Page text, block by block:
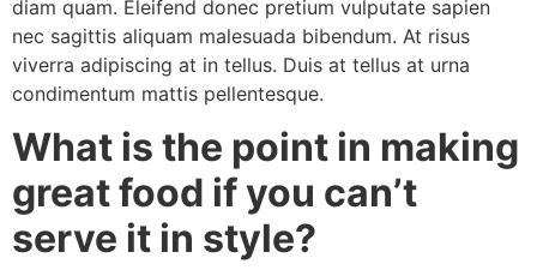
diam quam. Eleifend donec pretium vulputate sapien
nec sagittis aliquam malesuada bibendum. At risus
viverra adipiscing at in tellus. Duis at tellus at urna
condimentum mattis pellentesque.
What is the point in making
great food if you can’t
serve it in style?